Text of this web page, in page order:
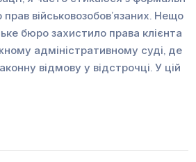
військовозобов’язаних. Нещо
бюро захистило права клієнта
адміністративному суді, де
відмову у відстрочці. У цій